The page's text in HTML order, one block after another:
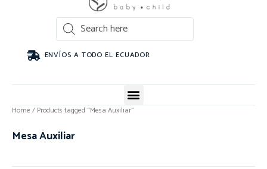
ENVÍOS A TODO EL ECUADOR
Home / Products tagged “Mesa Auxiliar”
Mesa Auxiliar